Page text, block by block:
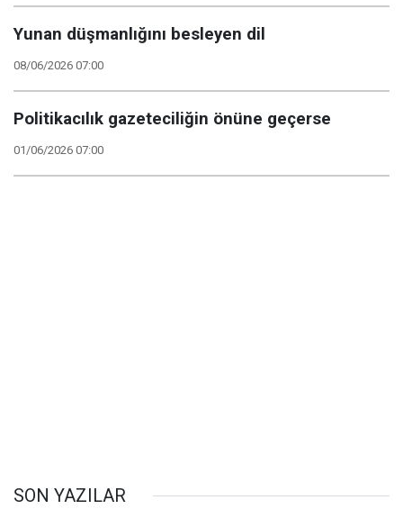
Yunan düşmanlığını besleyen dil
08/06/2026 07:00
Politikacılık gazeteciliğin önüne geçerse
01/06/2026 07:00
SON YAZILAR